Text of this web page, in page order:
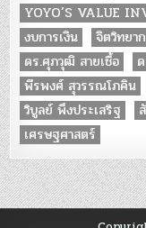
YOYO’S VALUE
งบการเงิน
จิตวิทยา
ดร.ศุภวุฒิ สายเชื้อ
พีรพงศ์ สุวรรณโภคิน
วิบูลย์ พึงประเสริฐ
เศรษฐศาสตร์